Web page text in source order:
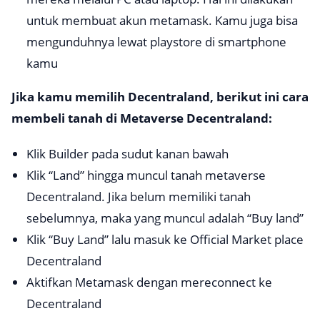
untuk membuat akun metamask. Kamu juga bisa
mengunduhnya lewat playstore di smartphone
kamu
Jika kamu memilih Decentraland, berikut ini cara
membeli tanah di Metaverse Decentraland:
Klik Builder pada sudut kanan bawah
Klik “Land” hingga muncul tanah metaverse
Decentraland. Jika belum memiliki tanah
sebelumnya, maka yang muncul adalah “Buy land”
Klik “Buy Land” lalu masuk ke Official Market place
Decentraland
Aktifkan Metamask dengan mereconnect ke
Decentraland